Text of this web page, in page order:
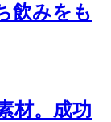
飲みをも
材。成功